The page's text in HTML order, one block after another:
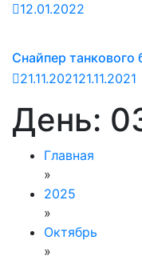
12.01.2022
Снайпер танкового
21.11.202121.11.2021
День:
Главная
»
2025
»
Октябрь
»